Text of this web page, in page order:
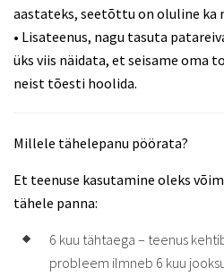
aastateks, seetõttu on oluline ka
• Lisateenus, nagu tasuta
üks viis näidata, et seisame oma
neist tõesti hoolida.
Millele tähelepanu pöörata?
Et teenuse kasutamine oleks
tähele panna:
6 kuu tähtaega – teenus
probleem ilmneb 6 kuu